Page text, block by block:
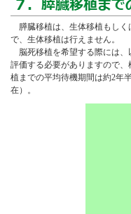
膵臓移植は、生体移植もしく
で、生体移植は行えません。
脳死移植を希望する際には、
評価する必要がありますので
植までの平均待機期間は約2年
在）。